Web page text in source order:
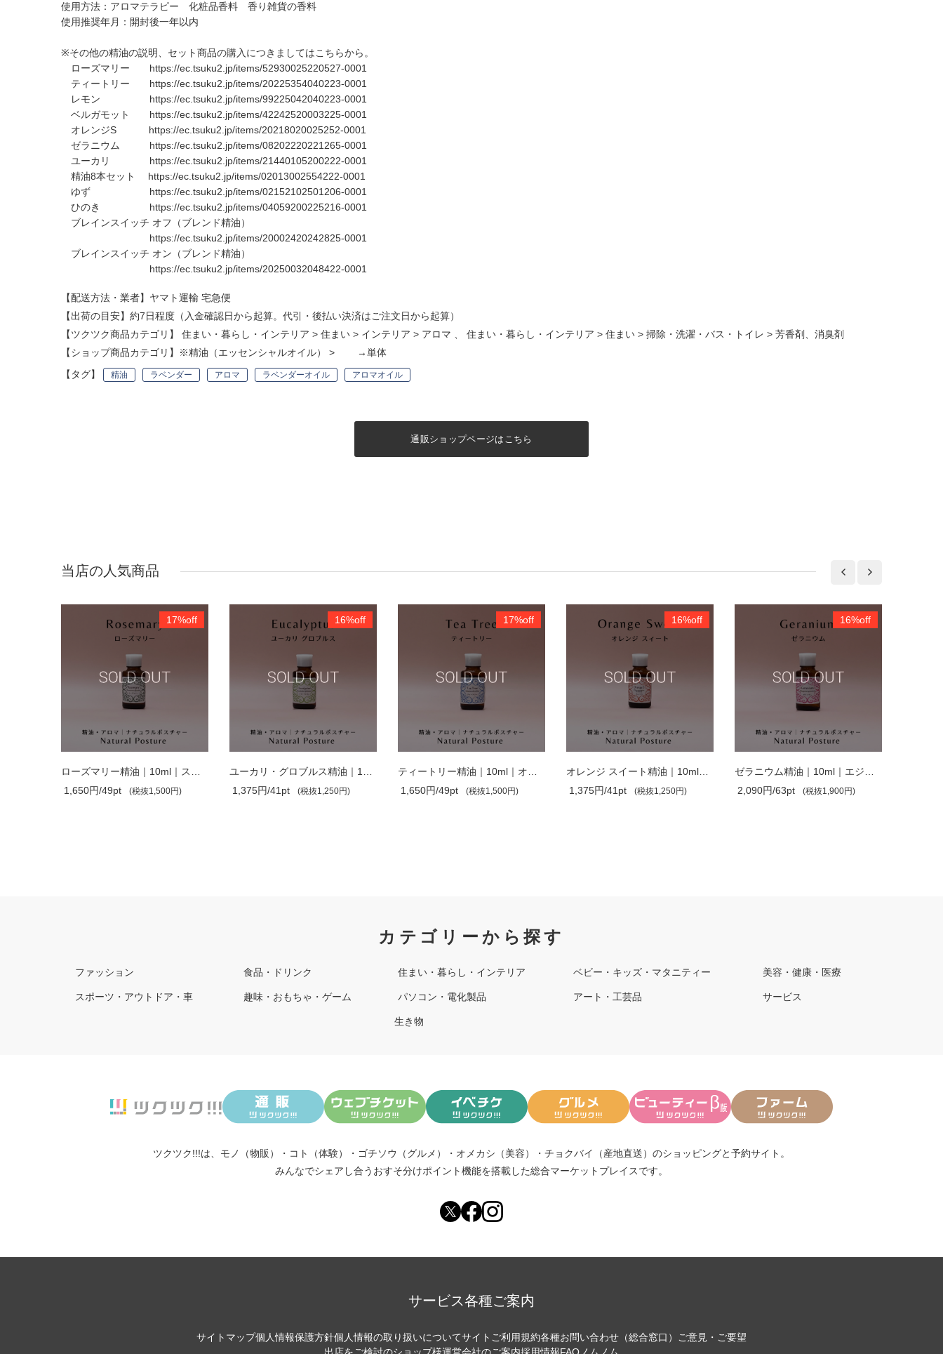
使用方法：アロマテラピー 化粧品香料 香り雑貨の香料
使用推奨年月：開封後一年以内
※その他の精油の説明、セット商品の購入につきましてはこちらから。
ローズマリー https://ec.tsuku2.jp/items/52930025220527-0001
ティートリー https://ec.tsuku2.jp/items/20225354040223-0001
レモン https://ec.tsuku2.jp/items/99225042040223-0001
ベルガモット https://ec.tsuku2.jp/items/42242520003225-0001
オレンジS https://ec.tsuku2.jp/items/20218020025252-0001
ゼラニウム https://ec.tsuku2.jp/items/08202220221265-0001
ユーカリ https://ec.tsuku2.jp/items/21440105200222-0001
精油8本セット https://ec.tsuku2.jp/items/02013002554222-0001
ゆず https://ec.tsuku2.jp/items/02152102501206-0001
ひのき https://ec.tsuku2.jp/items/04059200225216-0001
ブレインスイッチ オフ（ブレンド精油）
https://ec.tsuku2.jp/items/20002420242825-0001
ブレインスイッチ オン（ブレンド精油）
https://ec.tsuku2.jp/items/20250032048422-0001
【配送方法・業者】ヤマト運輸 宅急便
【出荷の目安】約7日程度（入金確認日から起算。代引・後払い決済はご注文日から起算）
【ツクツク商品カテゴリ】 住まい・暮らし・インテリア > 住まい > インテリア > アロマ 住まい・暮らし・インテリア > 住まい > 掃除・洗濯・バス・トイレ > 芳香剤、消臭剤
【ショップ商品カテゴリ】
※精油（エッセンシャルオイル） >
→単体
【タグ】
精油 ラベンダー アロマ ラベンダーオイル アロマオイル
通販ショップページはこちら
当店の人気商品
17%off
1,650円/49pt
(税抜1,500円)
16%off
1,375円/41pt
(税抜1,250円)
17%off
1,650円/49pt
(税抜1,500円)
16%off
1,375円/41pt
(税抜1,250円)
16%off
2,090円/63pt
(税抜1,900円)
カテゴリーから探す
ファッション 食品・ドリンク 住まい・暮らし・インテリア ベビー・キッズ・マタニティー 美容・健康・医療
スポーツ・アウトドア・車 趣味・おもちゃ・ゲーム パソコン・電化製品 アート・工芸品 サービス
生き物
ツクツク!!!は、 モノ（物販） ・ コト（体験） ・ ゴチソウ（グルメ） ・ オメカシ（美容） ・ チョクバイ（産地直送） のショッピングと予約サイト。
みんなでシェアし合う おすそ分けポイント機能を搭載した総合マーケットプレイスです。
サービス各種ご案内
サイトマップ個人情報保護方針個人情報の取り扱いについてサイトご利用規約各種お問い合わせ（総合窓口） ご意見・ご要望